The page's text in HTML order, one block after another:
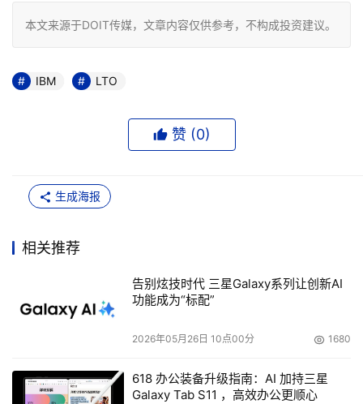
本文来源于DOIT传媒，文章内容仅供参考，不构成投资建议。
IBM LTO
赞 (0)
生成海报
相关推荐
告别炫技时代 三星Galaxy系列让创新AI
功能成为“标配”
2026年05月26日 10点00分 1680
618 办公装备升级指南：AI 加持三星
Galaxy Tab S11 ，高效办公更顺心